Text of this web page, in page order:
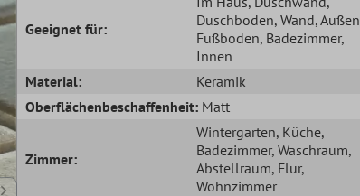
Geeignet für:
Duschboden, Wand, Außen
Fußboden, Badezimmer,
Innen
Material:
Keramik
Oberflächenbeschaffenheit: Matt
Zimmer:
Wintergarten, Küche,
Badezimmer, Waschraum,
Abstellraum, Flur,
Wohnzimmer